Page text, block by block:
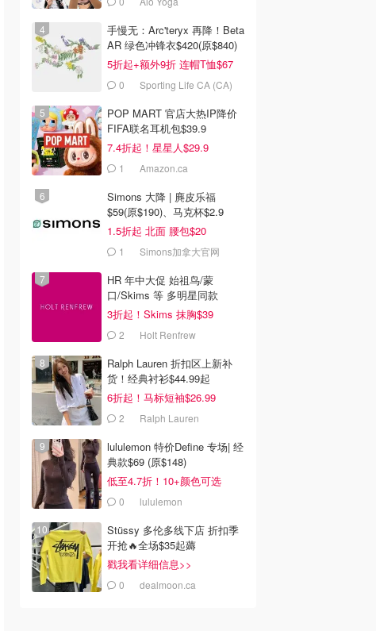
手慢无：Arc'teryx 再降！Beta
AR 绿色冲锋衣$420(原$840)
5折起+额外9折 连帽T恤$67
0 Sporting Life CA (CA)
POP MART 官店大热IP降价
FIFA联名耳机包$39.9
7.4折起！星星人$29.9
1 Amazon.ca
Simons 大降 | 麂皮乐福
$59(原$190)、马克杯$2.9
1.5折起 北面 腰包$20
1 Simons加拿大官网
HR 年中大促 始祖鸟/蒙
口/Skims 等 多明星同款
3折起！Skims 抹胸$39
2 Holt Renfrew
Ralph Lauren 折扣区上新补
货！经典衬衫$44.99起
6折起！马标短袖$26.99
2 Ralph Lauren
lululemon 特价Define 专场| 经
典款$69 (原$148)
低至4.7折！10+颜色可选
0 lululemon
Stüssy 多伦多线下店 折扣季
开抢🔥全场$35起薅
戳我看详细信息>>
0 dealmoon.ca